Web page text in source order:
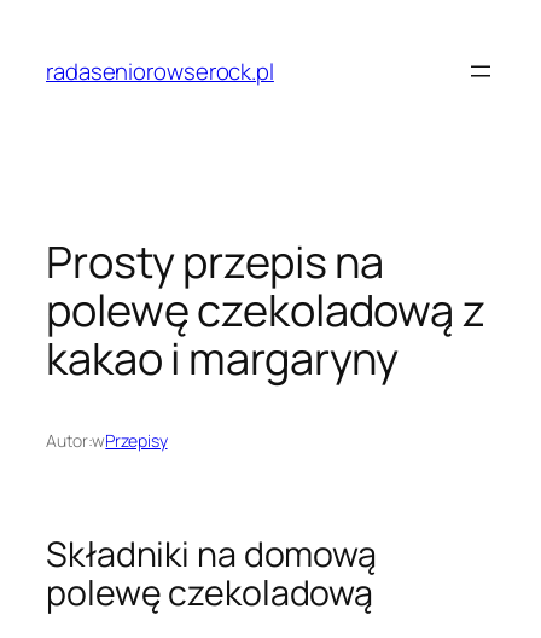
treściradaseniorowserock.pl
Prosty przepis na
polewę czekoladową z
kakao i margaryny
Autor:wPrzepisy
Składniki na domową
polewę czekoladową